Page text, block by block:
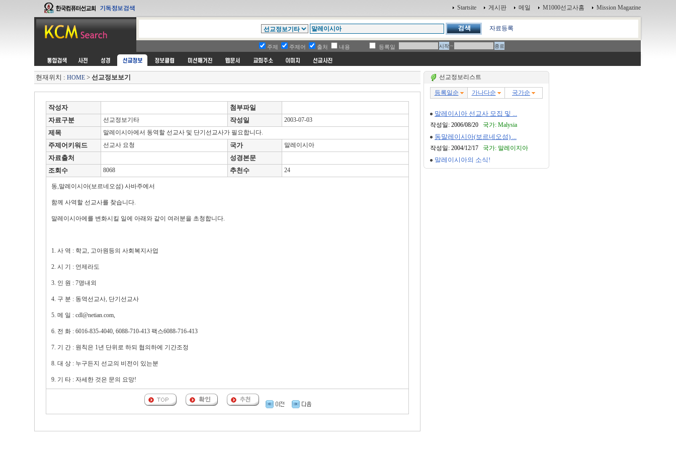
Startsite 게시판 메일 M1000선교사홈 Mission Magazine
자료등록
주제 주제어 출처 내용 등록일 ~
현재위치 : HOME> 선교정보보기
작성자
첨부파일
자료구분
선교정보기타 작성일 2003-07-03
제목 말레이시아에서 동역할 선교사 및 단기선교사가 필요합니다.
주제어키워드 선교사 요청 국가 말레이시아
자료출처
성경본문
조회수
8068 추천수 24
동,말레이시아(보르네오섬) 사바주에서
함께 사역할 선교사를 찾습니다.
말레이시아에를 변화시킬 일에 아래와 같이 여러분을 초청합니다.
1. 사 역 : 학교, 고아원등의 사회복지사업
2. 시 기 : 언제라도
3. 인 원 : 7명내외
4. 구 분 : 동역선교사, 단기선교사
5. 메 일 : cdl@netian.com,
6. 전 화 : 6016-835-4040, 6088-710-413 팩스6088-716-413
7. 기 간 : 원칙은 1년 단위로 하되 협의하에 기간조정
8. 대 상 : 누구든지 선교의 비전이 있는분
9. 기 타 : 자세한 것은 문의 요망!
선교정보리스트